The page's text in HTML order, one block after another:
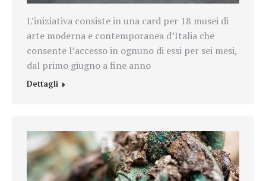
L’iniziativa consiste in una card per 18 musei di
arte moderna e contemporanea d’Italia che
consente l’accesso in ognuno di essi per sei mesi,
dal primo giugno a fine anno
Dettagli